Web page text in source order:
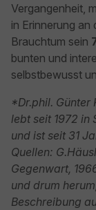
Vergangenheit,
in Erinnerung an
Brauchtum sein
bunten und
selbstbewusst
*Dr.phil. Günter
lebt seit 1972 in
und ist seit 31
Quellen:
Gegenwart,
und drum
Beschreibung